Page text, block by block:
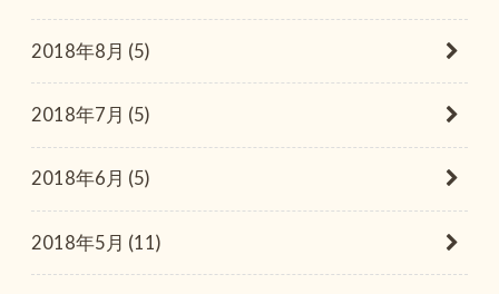
2018年8月 (5)
2018年7月 (5)
2018年6月 (5)
2018年5月 (11)